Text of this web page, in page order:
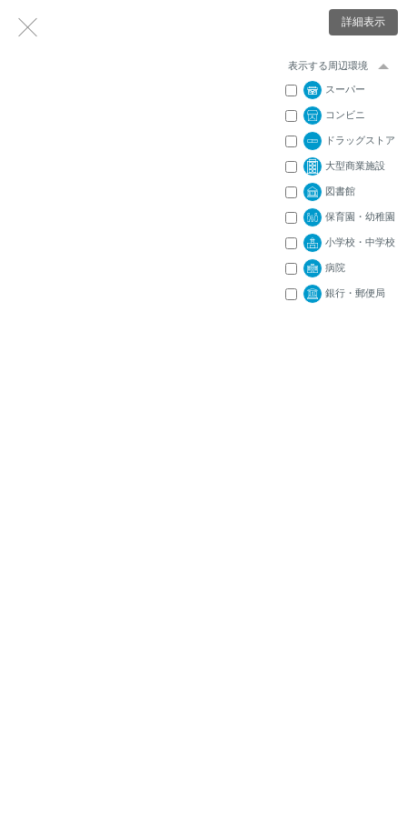
詳細表示
表示する周辺環境
スーパー
コンビニ
ドラッグストア
大型商業施設
図書館
保育園・幼稚園
小学校・中学校
病院
銀行・郵便局